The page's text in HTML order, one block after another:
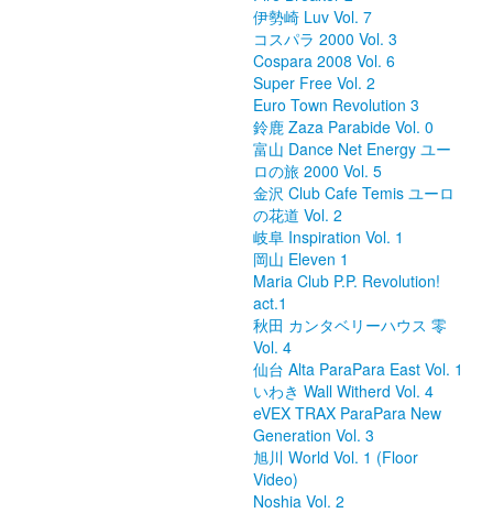
伊勢崎 Luv Vol. 7
コスパラ 2000 Vol. 3
Cospara 2008 Vol. 6
Super Free Vol. 2
Euro Town Revolution 3
鈴鹿 Zaza Parabide Vol. 0
富山 Dance Net Energy ユー
ロの旅 2000 Vol. 5
金沢 Club Cafe Temis ユーロ
の花道 Vol. 2
岐阜 Inspiration Vol. 1
岡山 Eleven 1
Maria Club P.P. Revolution!
act.1
秋田 カンタベリーハウス 零
Vol. 4
仙台 Alta ParaPara East Vol. 1
いわき Wall Witherd Vol. 4
eVEX TRAX ParaPara New
Generation Vol. 3
旭川 World Vol. 1 (Floor
Video)
Noshia Vol. 2